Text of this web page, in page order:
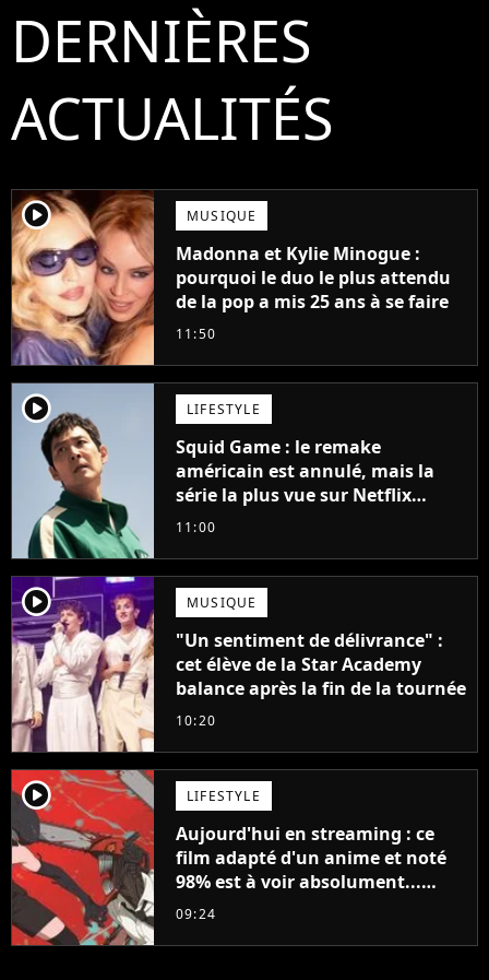
DERNIÈRES
ACTUALITÉS
player2 MUSIQUE
Madonna et Kylie Minogue :
pourquoi le duo le plus attendu
de la pop a mis 25 ans à se faire
11:50
player2 LIFESTYLE
Squid Game : le remake
américain est annulé, mais la
série la plus vue sur Netflix
pourrait avoir une version
11:00
player2 MUSIQUE
"Un sentiment de délivrance" :
cet élève de la Star Academy
balance après la fin de la tournée
10:20
player2 LIFESTYLE
Aujourd'hui en streaming : ce
film adapté d'un anime et noté
98% est à voir absolument...
sinon vous ne comprendrez plus
09:24